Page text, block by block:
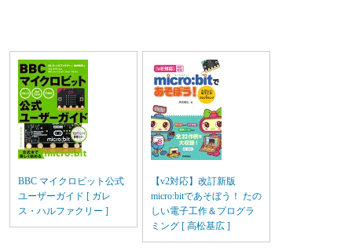
BBC マイクロビット公式
ユーザーガイド [ ガレ
ス・ハルファクリー ]
【v2対応】改訂新版
micro:bitであそぼう！ たの
しい電子工作＆プログラ
ミング [ 高松基広 ]